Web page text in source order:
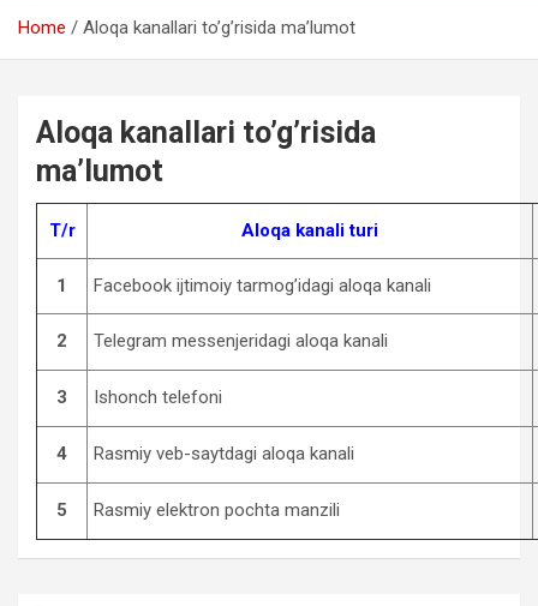
Home Aloqa kanallari to’g’risida ma’lumot
Aloqa kanallari to’g’risida
ma’lumot
T/r Aloqa kanali turi
1 Facebook ijtimoiy tarmog’idagi aloqa kanali
2 Telegram messenjeridagi aloqa kanali
3 Ishonch telefoni
4 Rasmiy veb-saytdagi aloqa kanali
5 Rasmiy elektron pochta manzili